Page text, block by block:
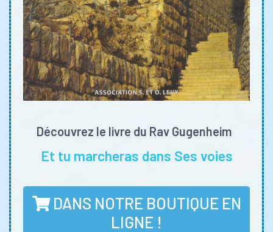
Découvrez le livre du Rav Gugenheim
Et tu marcheras dans Ses voies
DANS NOTRE BOUTIQUE EN
LIGNE !